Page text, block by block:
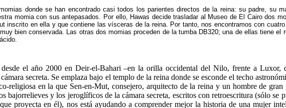
donde se han encontrado casi todos los parientes directos de la reina: su padre, su
momia con sus antepasados. Por ello, Hawas decide trasladar al Museo de El Cairo dos
inscrito en ella y que contiene las vísceras de la reina. Por tanto, nos encontramos con
bien conservada. Las otras dos momias proceden de la tumba DB320; una de ellas tiene el
el año 2000 en Deir-el-Bahari –en la orilla occidental del Nilo, frente a Luxor,
secreta. Se emplaza bajo el templo de la reina donde se esconde el techo
religiosa en la que Sen-en-Mut, consejero, arquitecto de la reina y un hombre de
y los jeroglíficos de la cámara secreta, escritos con retroescritura (sólo se
proyecta en él), nos está ayudando a comprender mejor la historia de una mujer